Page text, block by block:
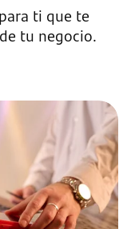
ti que te
tu negocio.